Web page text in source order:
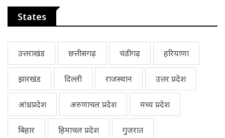
States
उत्तराखंड छत्तीसगढ़ चंडीगढ़ हरियाणा
झारखंड दिल्ली राजस्थान उत्तर प्रदेश
आंध्रप्रदेश अरुणाचल प्रदेश मध्य प्रदेश
बिहार हिमाचल प्रदेश गुजरात